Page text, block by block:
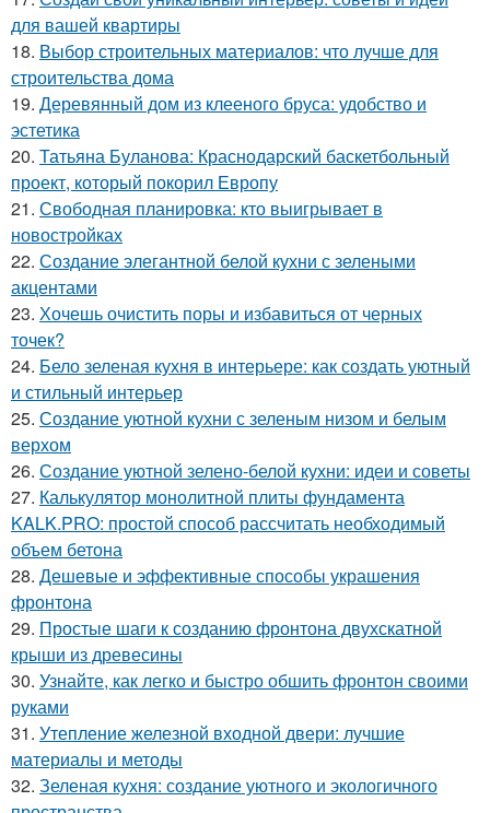
для вашей квартиры
18. Выбор строительных материалов: что лучше для
строительства дома
19. Деревянный дом из клееного бруса: удобство и
эстетика
20. Татьяна Буланова: Краснодарский баскетбольный
проект, который покорил Европу
21. Свободная планировка: кто выигрывает в
новостройках
22. Создание элегантной белой кухни с зелеными
акцентами
23. Хочешь очистить поры и избавиться от черных
точек?
24. Бело зеленая кухня в интерьере: как создать уютный
и стильный интерьер
25. Создание уютной кухни с зеленым низом и белым
верхом
26. Создание уютной зелено-белой кухни: идеи и советы
27. Калькулятор монолитной плиты фундамента
KALK.PRO: простой способ рассчитать необходимый
объем бетона
28. Дешевые и эффективные способы украшения
фронтона
29. Простые шаги к созданию фронтона двухскатной
крыши из древесины
30. Узнайте, как легко и быстро обшить фронтон своими
руками
31. Утепление железной входной двери: лучшие
материалы и методы
32. Зеленая кухня: создание уютного и экологичного